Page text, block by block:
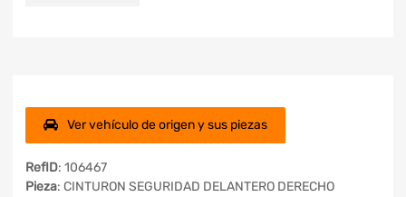
Ver vehículo de origen y sus piezas
RefID: 106467
Pieza: CINTURON SEGURIDAD DELANTERO DERECHO